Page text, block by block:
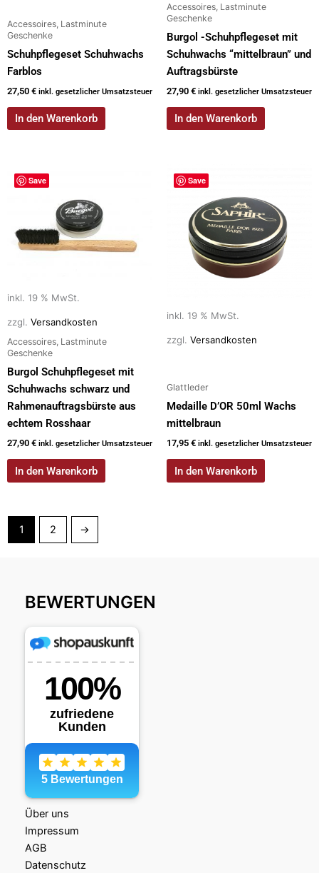
Accessoires, Lastminute
Geschenke
Schuhpflegeset Schuhwachs
Farblos
27,50 € inkl. gesetzlicher Umsatzsteuer
In den Warenkorb
Accessoires, Lastminute
Geschenke
Burgol -Schuhpflegeset mit
Schuhwachs “mittelbraun” und
Auftragsbürste
27,90 € inkl. gesetzlicher Umsatzsteuer
In den Warenkorb
Save
inkl. 19 % MwSt.
zzgl. Versandkosten
Accessoires, Lastminute
Geschenke
Burgol Schuhpflegeset mit
Schuhwachs schwarz und
Rahmenauftragsbürste aus
echtem Rosshaar
27,90 € inkl. gesetzlicher Umsatzsteuer
In den Warenkorb
Save
inkl. 19 % MwSt.
zzgl. Versandkosten
Glattleder
Medaille D’OR 50ml Wachs
mittelbraun
17,95 € inkl. gesetzlicher Umsatzsteuer
In den Warenkorb
1 2 →
BEWERTUNGEN
Über uns
Impressum
AGB
Datenschutz